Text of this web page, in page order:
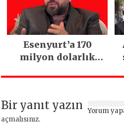
Esenyurt’a 170
milyon dolarlık
İstanbul’un tek
Bir yanıt yazın Yorum
açmalısınız.